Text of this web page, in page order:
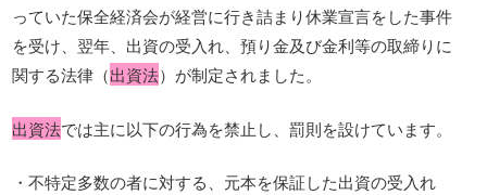
っていた保全経済会が経営に行き詰まり休業宣言をした事件
を受け、翌年、出資の受入れ、預り金及び金利等の取締りに
関する法律（出資法）が制定されました。
出資法では主に以下の行為を禁止し、罰則を設けています。
・不特定多数の者に対する、元本を保証した出資の受入れ